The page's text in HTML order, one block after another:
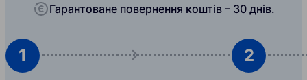
Гарантоване повернення коштів – 30 днів.
1 2